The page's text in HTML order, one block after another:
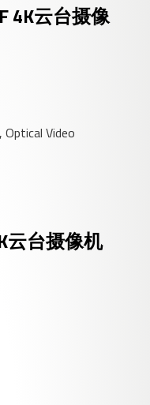
4K云台摄像
Optical Video
云台摄像机